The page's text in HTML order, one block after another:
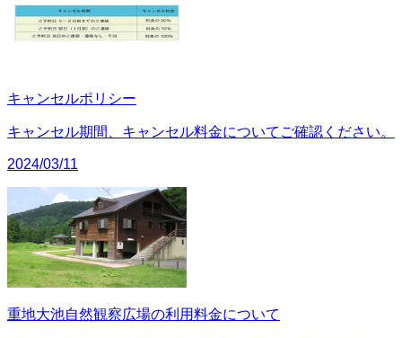
キャンセルポリシー
キャンセル期間、キャンセル料金についてご確認ください。
2024/03/11
重地大池自然観察広場の利用料金について